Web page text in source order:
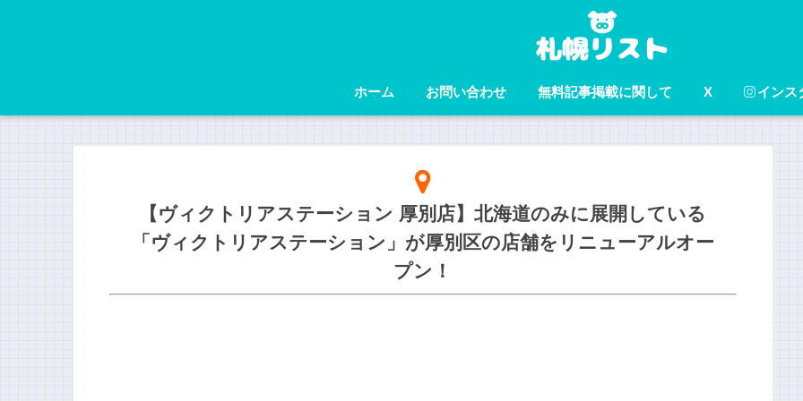
ホーム お問い合わせ 無料記事掲載に関して X インス
【ヴィクトリアステーション 厚別店】北海道のみに展開している
「ヴィクトリアステーション」が厚別区の店舗をリニューアルオー
プン！